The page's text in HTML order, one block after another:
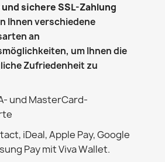
sichere SSL-Zahlung
Ihnen verschiedene
an
um Ihnen die
Zufriedenheit zu
und MasterCard-
iDeal, Apple Pay, Google
Pay mit Viva Wallet.